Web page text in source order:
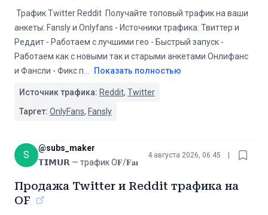
️ Трафик Twitter Reddit ️ Получайте топовый трафик на ваши
анкеты: Fansly и Onlyfans - Источники трафика: Твиттер и
Реддит - Работаем с лучшими гео - Быстрый запуск -
Работаем как с новыми так и старыми анкетами Онлифанс
и Фансли - Фикс п
Показать полностью
Источник трафика: Reddit, Twitter
Таргет: OnlyFans, Fansly
S
@subs_maker
𝗧𝗜𝗠𝗨𝗥 — трафик О𝐅/𝐅𝐚𝐧𝐬𝐥𝐲
4 августа 2026, 06:45
Продажа Twitter и Reddit трафика на
OF